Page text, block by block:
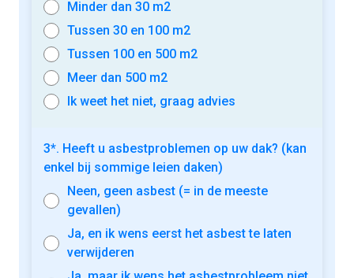
Minder dan 30 m2
Tussen 30 en 100 m2
Tussen 100 en 500 m2
Meer dan 500 m2
Ik weet het niet, graag advies
3*. Heeft u asbestproblemen op uw dak? (kan
enkel bij sommige leien daken)
Neen, geen asbest (= in de meeste
gevallen)
Ja, en ik wens eerst het asbest te laten
verwijderen